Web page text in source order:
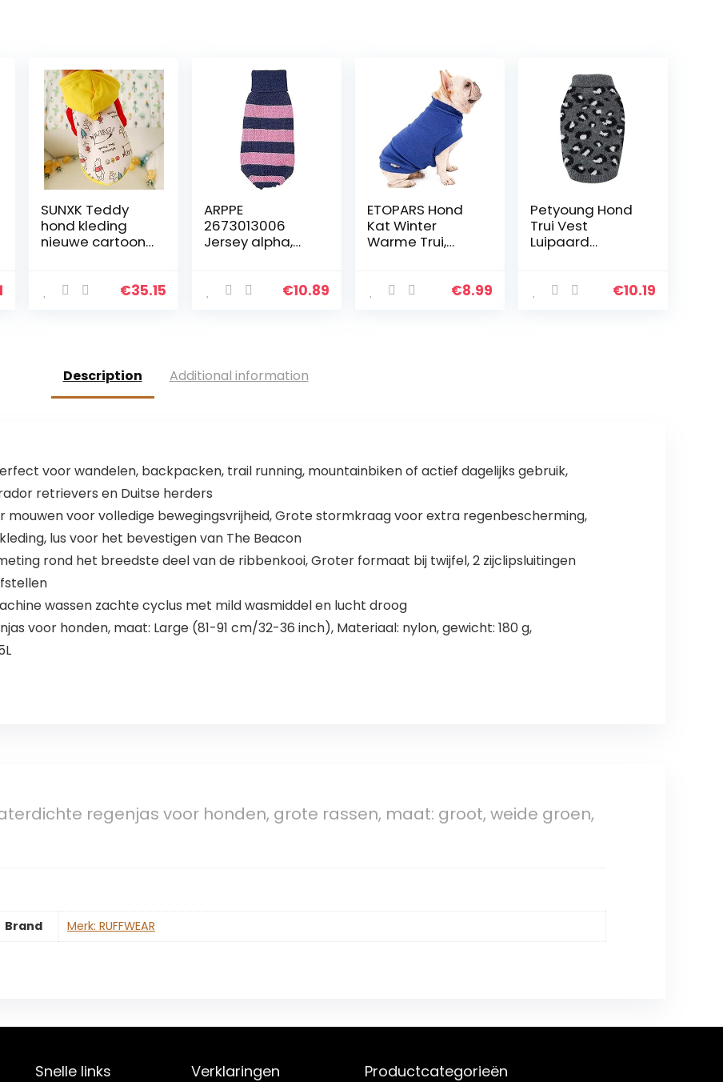
SUNXK Teddy
hond kleding
nieuwe cartoon
benodigdheden
€35.15
ARPPE
2673013006
Jersey alpha,
€10.89
ETOPARS Hond
Kat Winter
Warme Trui,
Huisdieren in de
€8.99
Petyoung Hond
Trui Vest
Luipaard
Wollen Truien€10.19
Description Additional information
voor wandelen, backpacken, trail running, mountainbiken of actief dagelijks gebruik,
retrievers en Duitse herders
mouwen voor volledige bewegingsvrijheid, Grote stormkraag voor extra regenbescherming,
lus voor het bevestigen van The Beacon
rond het breedste deel van de ribbenkooi, Groter formaat bij twijfel, 2 zijclipsluitingen
wassen zachte cyclus met mild wasmiddel en lucht droog
voor honden, maat: Large (81-91 cm/32-36 inch), Materiaal: nylon, gewicht: 180 g,
regenjas voor honden, grote rassen, maat: groot, weide groen,
Brand Merk: RUFFWEAR
Snelle links Verklaringen Productcategorieën